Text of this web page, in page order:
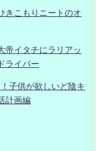
きこもりニートのオ
帝イタチにラリアッ
ライバー
子供が欲しいど陰キ
計画編